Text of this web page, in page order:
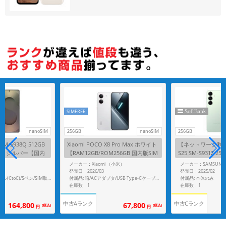
nanoSIM
S938Q 512GB
シルバー【国内
付属品: 箱/USBケーブル(CtoC)/Sペン/SIM取り出し用ピン/マニュアル
164,800 円 (税込)
256GB nanoSIM
SIMFREE
Xiaomi POCO X8 Pro Max ホワイト
【RAM12GB/ROM256GB 国内版SIM
フリー】
メーカー：Xiaomi （小米）
発売日：2026/03
付属品: 箱/ACアダプタ/USB Type-Cケーブル/ソフトケース/SIM取り出し用ピン/クイックスタートガイド
在庫数：1
中古Aランク 67,800 円 (税込)
256GB
【ネットワーク
S25 SM-S931Z
ank版 SIMフリー】
メーカー：SAMSUNG
発売日：2025/02
付属品: 本体のみ
在庫数：1
中古Cランク